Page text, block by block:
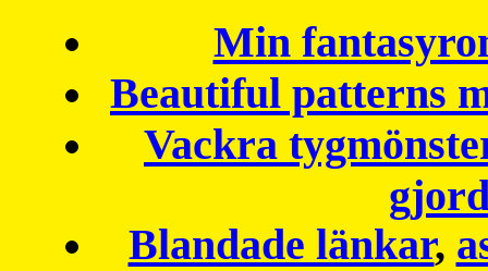
Min
Beautiful patterns
Vackra
Blandade länkar,